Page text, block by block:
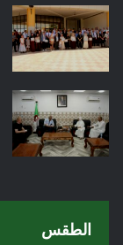
الطقس